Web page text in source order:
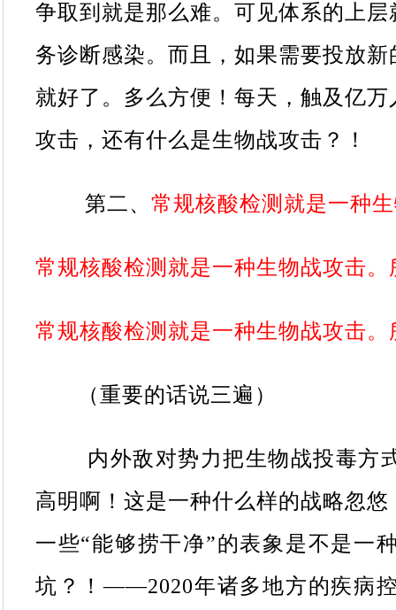
争取到就是那么难。可见体系的上
务诊断感染。而且，如果需要投放
就好了。多么方便！每天，触及亿
攻击，还有什么是生物战攻击？！
第二、 常规核酸检测就是一种
常规核酸检测就是一种生物战攻击
常规核酸检测就是一种生物战攻击
（重要的话说三遍）
内外敌对势力把生物战投毒方式
高明啊！这是一种什么样的战略忽
一些“能够捞干净”的表象是不是一
坑？！——2020年诸多地方的疾病